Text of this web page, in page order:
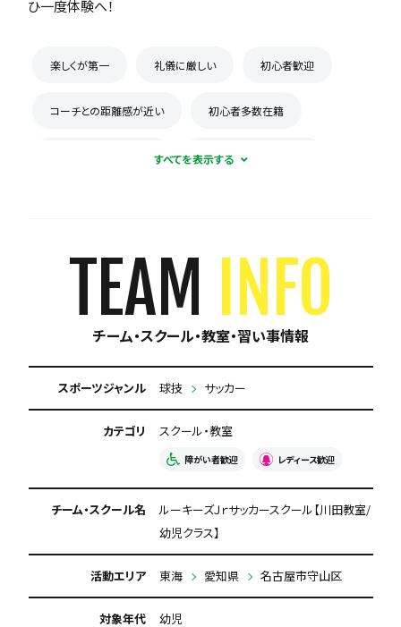
ひ一度体験へ！
楽しくが第一 礼儀に厳しい 初心者歓迎
コーチとの距離感が近い 初心者多数在籍
新人が溶け込みやすい 積極的に体験受け入れ
保護者の当番なし
TEAM INFO
チーム・スクール・教室・習い事情報
スポーツジャンル 球技 サッカー
カテゴリ スクール・教室
障がい者歓迎 レディース歓迎
チーム・スクール名
ルーキーズＪｒサッカースクール【川田教室/
幼児クラス】
活動エリア 東海 愛知県 名古屋市守山区
対象年代 幼児